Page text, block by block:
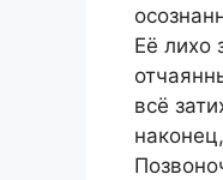
Её лихо
всё